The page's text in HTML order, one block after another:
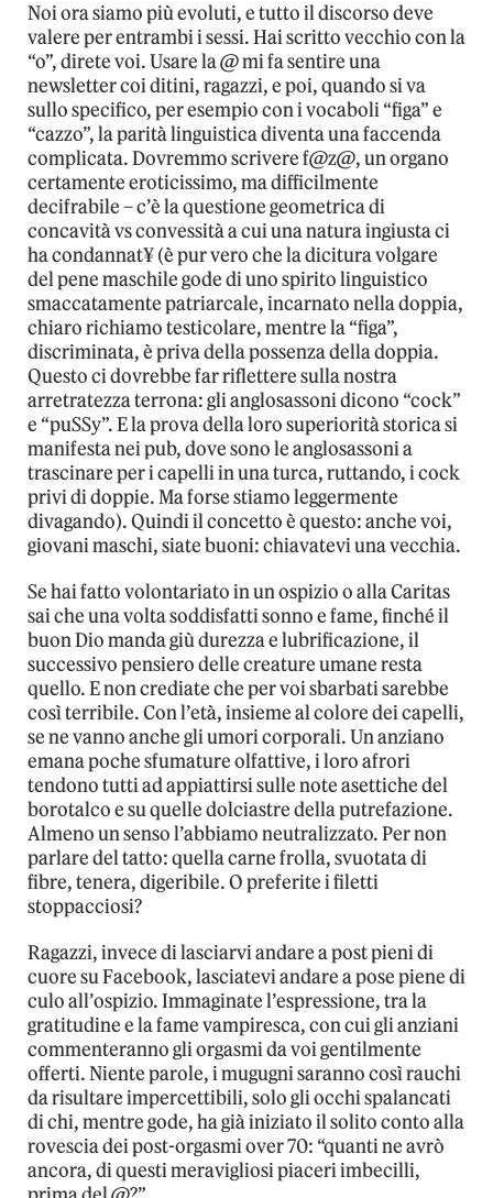
Noi ora siamo più evoluti, e tutto il discorso deve
valere per entrambi i sessi. Hai scritto vecchio con la
“o”, direte voi. Usare la @ mi fa sentire una
newsletter coi ditini, ragazzi, e poi, quando si va
sullo specifico, per esempio con i vocaboli “figa” e
“cazzo”, la parità linguistica diventa una faccenda
complicata. Dovremmo scrivere f@z@, un organo
certamente eroticissimo, ma difficilmente
decifrabile – c’è la questione geometrica di
concavità vs convessità a cui una natura ingiusta ci
ha condannat¥ (è pur vero che la dicitura volgare
del pene maschile gode di uno spirito linguistico
smaccatamente patriarcale, incarnato nella doppia,
chiaro richiamo testicolare, mentre la “figa”,
discriminata, è priva della possenza della doppia.
Questo ci dovrebbe far riflettere sulla nostra
arretratezza terrona: gli anglosassoni dicono “cock”
e “puSSy”. E la prova della loro superiorità storica si
manifesta nei pub, dove sono le anglosassoni a
trascinare per i capelli in una turca, ruttando, i cock
privi di doppie. Ma forse stiamo leggermente
divagando). Quindi il concetto è questo: anche voi,
giovani maschi, siate buoni: chiavatevi una vecchia.
Se hai fatto volontariato in un ospizio o alla Caritas
sai che una volta soddisfatti sonno e fame, finché il
buon Dio manda giù durezza e lubrificazione, il
successivo pensiero delle creature umane resta
quello. E non crediate che per voi sbarbati sarebbe
così terribile. Con l’età, insieme al colore dei capelli,
se ne vanno anche gli umori corporali. Un anziano
emana poche sfumature olfattive, i loro afrori
tendono tutti ad appiattirsi sulle note asettiche del
borotalco e su quelle dolciastre della putrefazione.
Almeno un senso l’abbiamo neutralizzato. Per non
parlare del tatto: quella carne frolla, svuotata di
fibre, tenera, digeribile. O preferite i filetti
stoppacciosi?
Ragazzi, invece di lasciarvi andare a post pieni di
cuore su Facebook, lasciatevi andare a pose piene di
culo all’ospizio. Immaginate l’espressione, tra la
gratitudine e la fame vampiresca, con cui gli anziani
commenteranno gli orgasmi da voi gentilmente
offerti. Niente parole, i mugugni saranno così rauchi
da risultare impercettibili, solo gli occhi spalancati
di chi, mentre gode, ha già iniziato il solito conto alla
rovescia dei post-orgasmi over 70: “quanti ne avrò
ancora, di questi meravigliosi piaceri imbecilli,